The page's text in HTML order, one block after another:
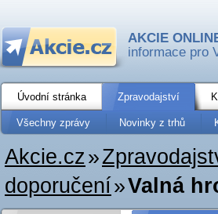
AKCIE
informace pro
Úvodní stránka Zpravodajství
Všechny zprávy Novinky z trhů
Akcie.cz»
doporučení»Valná